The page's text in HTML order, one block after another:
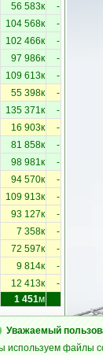
56 583к -
104 568к -
102 466к -
97 986к -
109 613к -
55 398к -
135 371к -
16 903к -
81 858к -
98 981к -
94 570к -
109 913к -
93 127к -
7 358к -
72 597к -
9 814к -
12 413к -
1 451м
Уважаемый
используем файлы